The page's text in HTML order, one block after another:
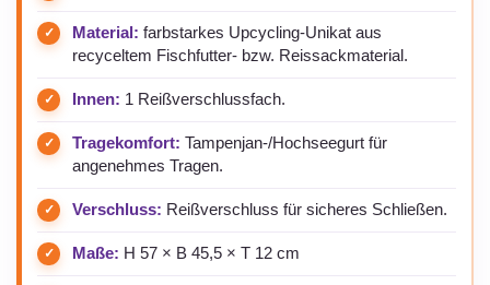
Material: farbstarkes Upcycling-Unikat aus
recyceltem Fischfutter- bzw. Reissackmaterial.
Innen: 1 Reißverschlussfach.
Tragekomfort: Tampenjan-/Hochseegurt für
angenehmes Tragen.
Verschluss: Reißverschluss für sicheres Schließen.
Maße: H 57 × B 45,5 × T 12 cm